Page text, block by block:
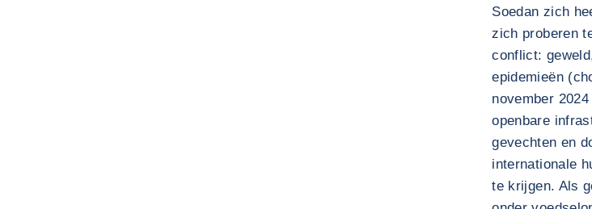
Soedan zich
zich proberen
conflict:
epidemieën
november
openbare
gevechten en
internationale
te krijgen. Als